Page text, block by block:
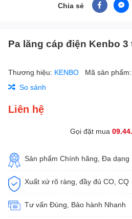
Chia sẻ
Pa lăng cáp điện Kenbo 3
Thương hiệu: KENBO Mã sản phẩm:
So sánh
Liên hệ
Gọi đặt mua
Sản phẩm Chính hãng, Đa dạng
Xuất xứ rõ ràng, đầy đủ CO, CQ
Tư vấn Đúng, Bảo hành Nhanh